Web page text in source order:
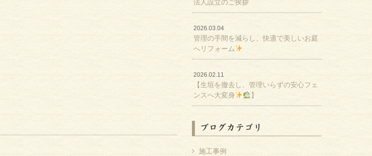
法人設立のご挨拶
2026.03.04
管理の手間を減らし、快適で美しいお庭
へリフォーム
2026.02.11
【生垣を撤去し、管理いらずの安心フェ
ンスへ大変身
】
ブログカテゴリ
施工事例